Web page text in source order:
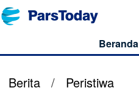
Beranda
Berita / Peristiwa